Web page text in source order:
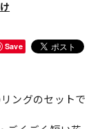
Save
ングのセットで